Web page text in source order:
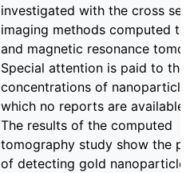
investigated with the cross
imaging methods computed
and magnetic resonance
Special attention is paid to
concentrations of
which no reports are available
The results of the computed
tomography study show the
of detecting gold